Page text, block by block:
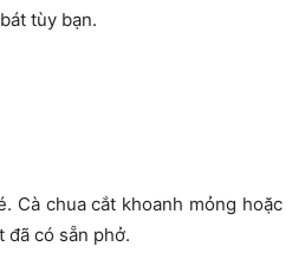
tùy bạn.
Cà chua cắt khoanh mỏng hoặc
đã có sẵn phở.